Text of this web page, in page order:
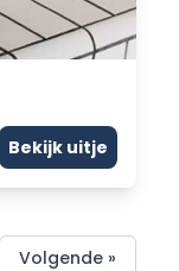
Bekijk uitje
Volgende »